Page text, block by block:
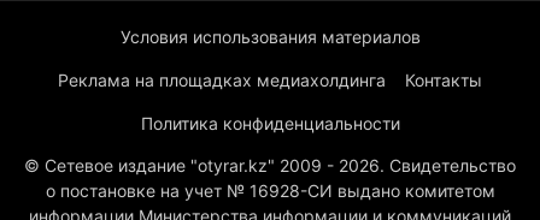
Условия использования материалов
Реклама на площадках медиахолдинга Контакты
Политика конфиденциальности
© Сетевое издание "otyrar.kz" 2009 - 2026. Свидетельство
о постановке на учет № 16928-СИ выдано комитетом
информации Министерства информации и коммуникаций